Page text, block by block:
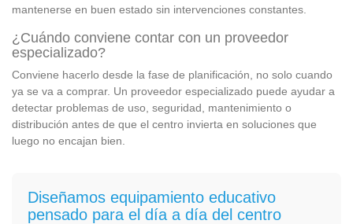
mantenerse en buen estado sin intervenciones constantes.
¿Cuándo conviene contar con un proveedor
especializado?
Conviene hacerlo desde la fase de planificación, no solo cuando
ya se va a comprar. Un proveedor especializado puede ayudar a
detectar problemas de uso, seguridad, mantenimiento o
distribución antes de que el centro invierta en soluciones que
luego no encajan bien.
Diseñamos equipamiento educativo
pensado para el día a día del centro